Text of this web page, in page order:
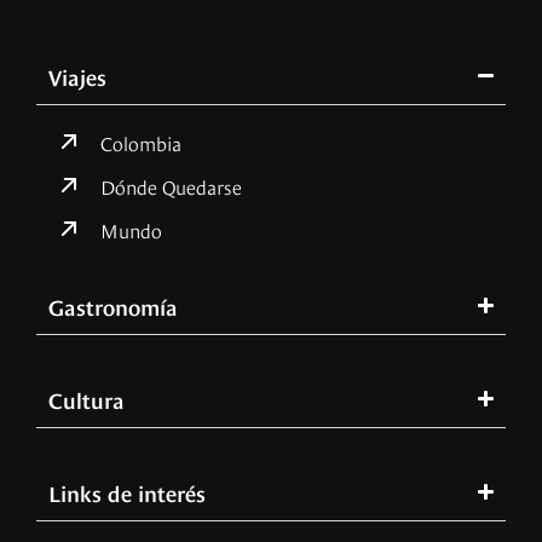
Viajes
Colombia
Dónde Quedarse
Mundo
Gastronomía
Cultura
Links de interés